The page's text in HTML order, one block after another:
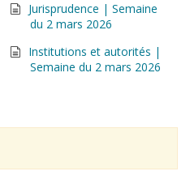
Jurisprudence | Semaine
du 2 mars 2026
Institutions et autorités |
Semaine du 2 mars 2026